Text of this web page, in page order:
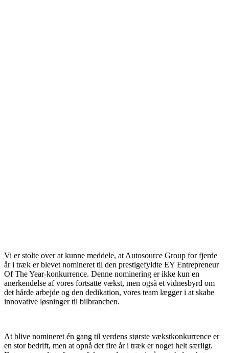
Vi er stolte over at kunne meddele, at Autosource Group for fjerde
år i træk er blevet nomineret til den prestigefyldte EY Entrepreneur
Of The Year-konkurrence. Denne nominering er ikke kun en
anerkendelse af vores fortsatte vækst, men også et vidnesbyrd om
det hårde arbejde og den dedikation, vores team lægger i at skabe
innovative løsninger til bilbranchen.
At blive nomineret én gang til verdens største vækstkonkurrence er
en stor bedrift, men at opnå det fire år i træk er noget helt særligt.